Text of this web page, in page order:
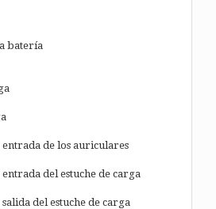
batería
de los auriculares
del estuche de carga
del estuche de carga